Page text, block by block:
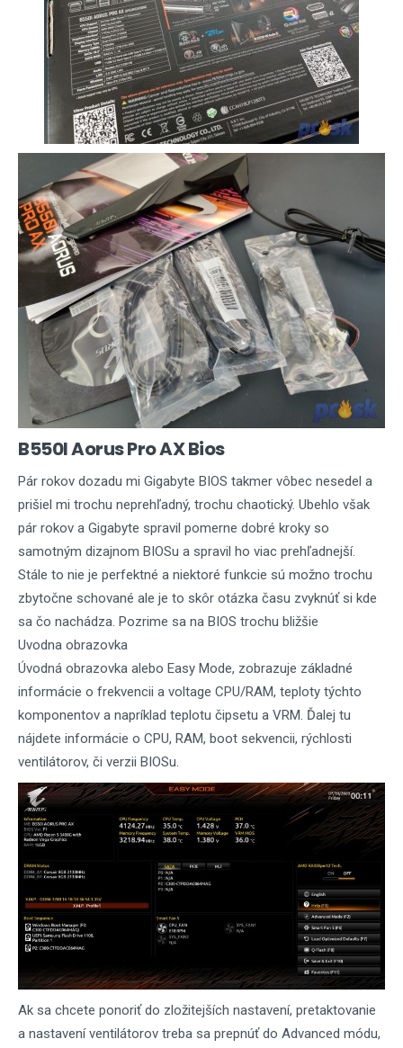
B550I Aorus Pro AX Bios
Pár rokov dozadu mi Gigabyte BIOS takmer vôbec nesedel a
prišiel mi trochu neprehľadný, trochu chaotický. Ubehlo však
pár rokov a Gigabyte spravil pomerne dobré kroky so
samotným dizajnom BIOSu a spravil ho viac prehľadnejší.
Stále to nie je perfektné a niektoré funkcie sú možno trochu
zbytočne schované ale je to skôr otázka času zvyknúť si kde
sa čo nachádza. Pozrime sa na BIOS trochu bližšie
Uvodna obrazovka
Úvodná obrazovka alebo Easy Mode, zobrazuje základné
informácie o frekvencii a voltage CPU/RAM, teploty týchto
komponentov a napríklad teplotu čipsetu a VRM. Ďalej tu
nájdete informácie o CPU, RAM, boot sekvencii, rýchlosti
ventilátorov, či verzii BIOSu.
Ak sa chcete ponoriť do zložitejších nastavení, pretaktovanie
a nastavení ventilátorov treba sa prepnúť do Advanced módu,